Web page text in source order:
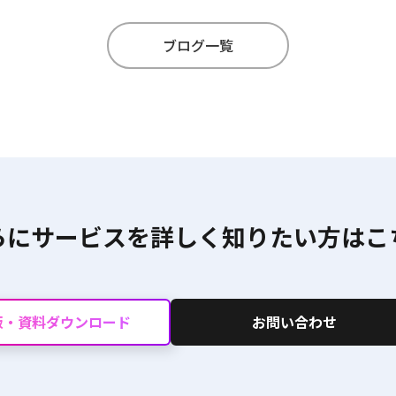
ブログ一覧
サービスを詳しく知りたい方は
資料ダウンロード お問い合わせ